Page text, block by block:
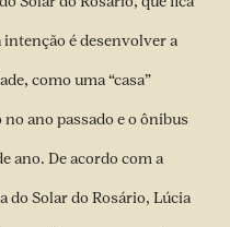
é desenvolver a
como uma “casa”
ano passado e o ônibus
ano. De acordo com a
do Solar do Rosário, Lúcia